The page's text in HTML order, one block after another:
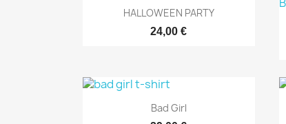
Aperçu rapide
HALLOWEEN PARTY
24,00 €
Aperçu rapide
Bad Girl